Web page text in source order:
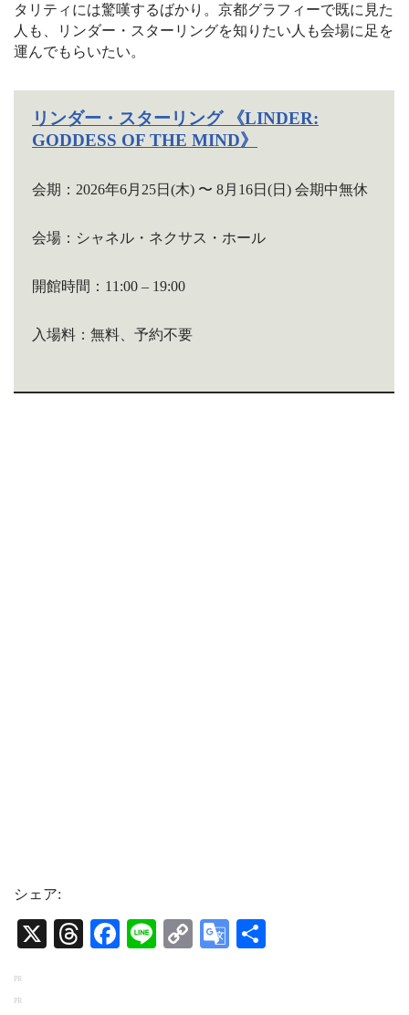
タリティには驚嘆するばかり。 京都グラフィーで既に見た
人も、リンダー・スターリングを知りたい人も会場に足を
運んでもらいたい。
リンダー・スターリング 《LINDER:
GODDESS OF THE MIND》
会期：2026年6月25日(木) 〜 8月16日(日) 会期中無休
会場：シャネル・ネクサス・ホール
開館時間：11:00 – 19:00
入場料：無料、予約不要
シェア:
X
T
Fa Li
C
G
PR
PR